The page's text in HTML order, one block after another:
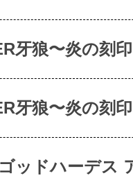
牙狼〜炎の刻
牙狼〜炎の刻
ッドハーデス